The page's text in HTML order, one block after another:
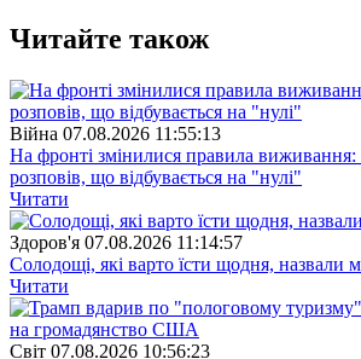
Читайте також
Війна 07.08.2026 11:55:13
На фронті змінилися правила виживання:
розповів, що відбувається на "нулі"
Читати
Здоров'я 07.08.2026 11:14:57
Солодощі, які варто їсти щодня, назвали
Читати
Свiт 07.08.2026 10:56:23